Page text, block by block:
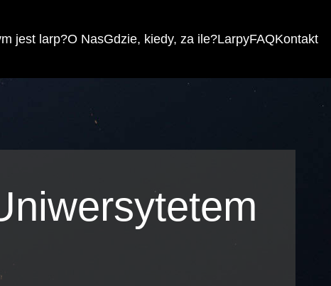
jest larp?O NasGdzie, kiedy, za ile?LarpyFAQKontakt